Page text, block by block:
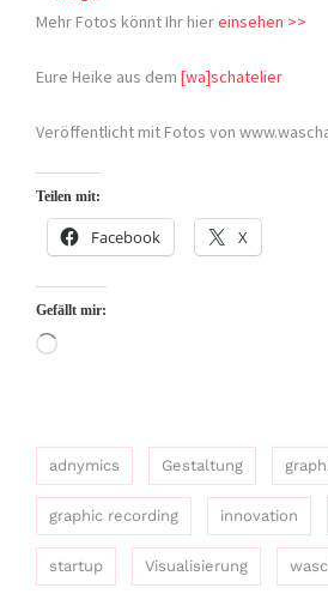
Mehr Fotos könnt Ihr hiereinsehen >>
Eure Heike aus dem [wa]schatelier
Veröffentlicht mit Fotos von
Teilen mit:
Facebook X
Gefällt mir:
Wird
adnymics Gestaltung
graphic recording innovation
startup Visualisierung